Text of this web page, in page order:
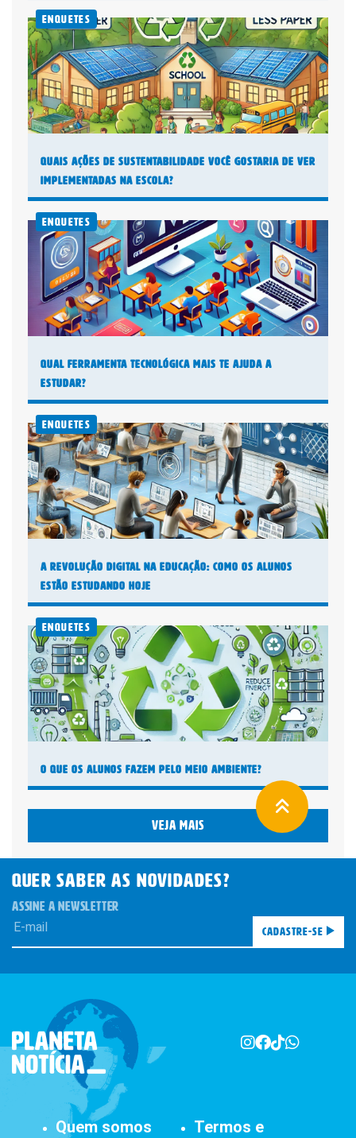
Enquetes
Quais Ações de Sustentabilidade Você Gostaria de Ver
Implementadas na Escola?
Enquetes
Qual Ferramenta Tecnológica Mais Te Ajuda a
Estudar?
Enquetes
A Revolução Digital na Educação: Como os Alunos
Estão Estudando Hoje
Enquetes
O Que os Alunos Fazem pelo Meio Ambiente?
Veja mais
QUER SABER AS novidades?
ASSINE A NEWSLETTER
Cadastre-se
Quem somos Termos e